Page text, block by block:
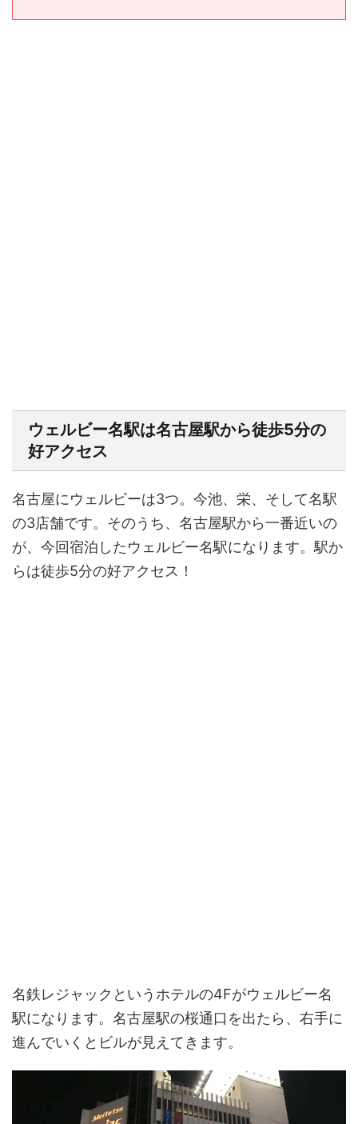
ウェルビー名駅は名古屋駅から徒歩5分の
好アクセス
名古屋にウェルビーは3つ。今池、栄、そして名駅
の3店舗です。そのうち、名古屋駅から一番近いの
が、今回宿泊したウェルビー名駅になります。駅か
らは徒歩5分の好アクセス！
名鉄レジャックというホテルの4Fがウェルビー名
駅になります。名古屋駅の桜通口を出たら、右手に
進んでいくとビルが見えてきます。